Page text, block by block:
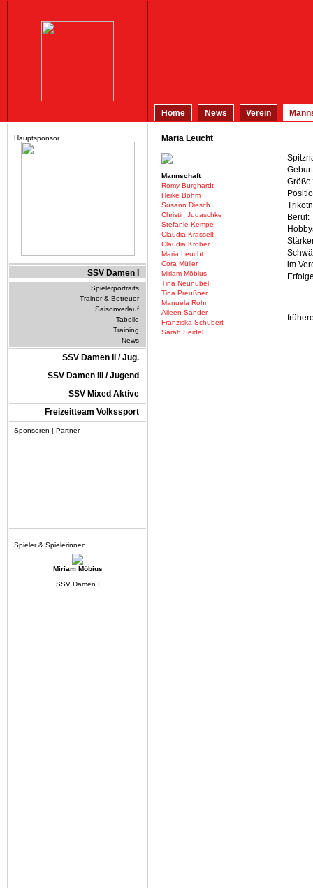
Home News Verein
Hauptsponsor
SSV Damen I
Spielerportraits
Trainer & Betreuer
Saisonverlauf
Tabelle
Training
News
SSV Damen II / Jug.
SSV Damen III / Jugend
SSV Mixed Aktive
Freizeitteam Volkssport
Sponsoren | Partner
Spieler & Spielerinnen
Miriam Möbius
SSV Damen I
Maria Leucht
Mannschaft
Romy Burghardt
Heike Böhm
Susann Diesch
Christin Judaschke
Stefanie Kempe
Claudia Krasselt
Claudia Kröber
Maria Leucht
Cora Müller
Miriam Möbius
Tina Neunübel
Tina Preußner
Manuela Rohn
Aileen Sander
Franziska Schubert
Sarah Seidel
Größe:
Beruf:
im